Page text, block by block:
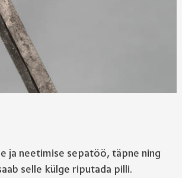
ja neetimise sepatöö, täpne ning
selle külge riputada pilli.